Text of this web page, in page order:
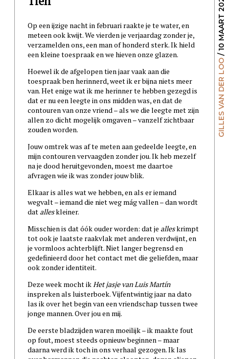
GILLES VAN DER LOO
/ 10 MAART 2021
Op een ijzige nacht in februari raakte je te water, en
meteen ook kwijt. We vierden je verjaardag zonder je,
verzamelden ons, een man of honderd sterk. Ik hield
een kleine toespraak en we hieven onze glazen.
Hoewel ik de afgelopen tien jaar vaak aan die
toespraak ben herinnerd, weet ik er bijna niets meer
van. Het enige wat ik me herinner te hebben gezegd is
dat er nu een leegte in ons midden was, en dat de
contouren van onze vriend – als we die leegte met zijn
allen zo dicht mogelijk omgaven – vanzelf zichtbaar
zouden worden.
Jouw omtrek was af te meten aan gedeelde leegte, en
mijn contouren vervaagden zonder jou. Ik heb mezelf
na je dood heruitgevonden, moest me daartoe
afvragen wie ik was zonder jouw blik.
Elkaar is alles wat we hebben, en als er iemand
wegvalt – iemand die niet weg mág vallen – dan wordt
dat alleskleiner.
Misschien is dat óók ouder worden: dat je alleskrimpt
tot ook je laatste raakvlak met anderen verdwijnt, en
je vormloos achterblijft. Niet langer begrensd en
gedefinieerd door het contact met die geliefden, maar
ook zonder identiteit.
Deze week mocht ik Het jasje van Luis Martín
inspreken als luisterboek. Vijfentwintig jaar na dato
las ik over het begin van een vriendschap tussen twee
jonge mannen. Over jou en mij.
De eerste bladzijden waren moeilijk – ik maakte fout
op fout, moest steeds opnieuw beginnen – maar
daarna werd ik toch in ons verhaal gezogen. Ik las